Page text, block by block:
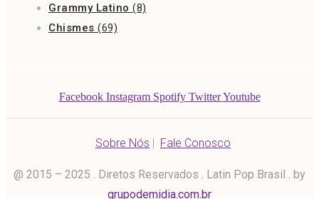
Grammy Latino (8)
Chismes (69)
Facebook Instagram Spotify Twitter Youtube
Sobre Nós | Fale Conosco
@ 2015 – 2025 . Diretos Reservados . Latin Pop Brasil . by
grupodemidia.com.br